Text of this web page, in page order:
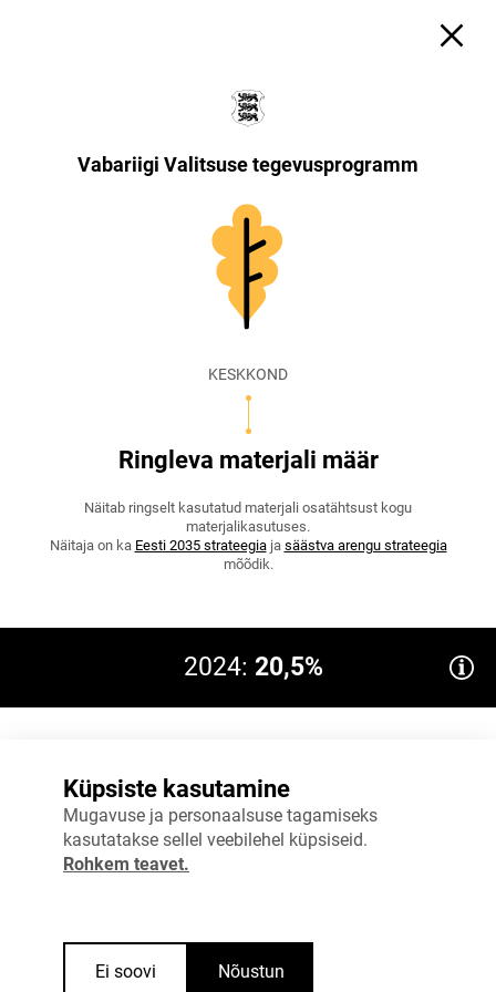
Vabariigi Valitsuse tegevusprogramm
KESKKOND
Ringleva materjali määr
Näitab ringselt kasutatud materjali osatähtsust kogu
materjalikasutuses.
Näitaja on ka Eesti 2035 strateegiaja säästva arengu strateegia
mõõdik.
2024: 20,5%
12%
18%
Allikas:Eurostat
Küpsiste kasutamine
Mugavuse ja personaalsuse tagamiseks
kasutatakse sellel veebilehel küpsiseid.
Rohkem teavet.
Ei soovi Nõustun